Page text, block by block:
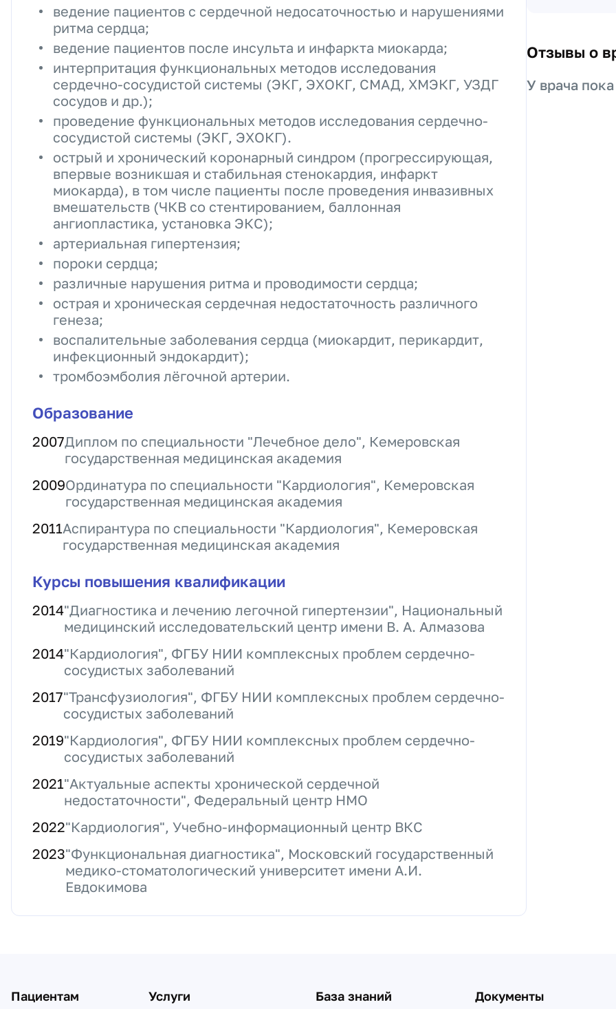
ведение пациентов с сердечной недосаточностью и нарушениями
ритма сердца;
ведение пациентов после инсульта и инфаркта миокарда;
интерпритация функциональных методов исследования
сердечно-сосудистой системы (ЭКГ, ЭХОКГ, СМАД, ХМЭКГ, УЗДГ
сосудов и др.);
проведение функциональных методов исследования сердечно-
сосудистой системы (ЭКГ, ЭХОКГ).
острый и хронический коронарный синдром (прогрессирующая,
впервые возникшая и стабильная стенокардия, инфаркт
миокарда), в том числе пациенты после проведения инвазивных
вмешательств (ЧКВ со стентированием, баллонная
ангиопластика, установка ЭКС);
артериальная гипертензия;
пороки сердца;
различные нарушения ритма и проводимости сердца;
острая и хроническая сердечная недостаточность различного
генеза;
воспалительные заболевания сердца (миокардит, перикардит,
инфекционный эндокардит);
тромбоэмболия лёгочной артерии.
Образование
2007Диплом по специальности "Лечебное дело", Кемеровская
государственная медицинская академия
2009Ординатура по специальности "Кардиология", Кемеровская
государственная медицинская академия
2011Аспирантура по специальности "Кардиология", Кемеровская
государственная медицинская академия
Курсы повышения квалификации
2014"Диагностика и лечению легочной гипертензии", Национальный
медицинский исследовательский центр имени В. А. Алмазова
2014"Кардиология", ФГБУ НИИ комплексных проблем сердечно-
сосудистых заболеваний
2017"Трансфузиология", ФГБУ НИИ комплексных проблем сердечно-
сосудистых заболеваний
2019"Кардиология", ФГБУ НИИ комплексных проблем сердечно-
сосудистых заболеваний
2021"Актуальные аспекты хронической сердечной
недостаточности", Федеральный центр НМО
2022"Кардиология", Учебно-информационный центр ВКС
2023"Функциональная диагностика", Московский государственный
медико-стоматологический университет имени А.И.
Евдокимова
Отзывы о
У врача
Пациентам Услуги База знаний Документы